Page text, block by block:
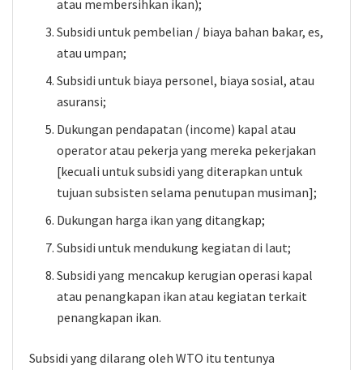
atau membersihkan ikan);
Subsidi untuk pembelian / biaya bahan bakar, es,
atau umpan;
Subsidi untuk biaya personel, biaya sosial, atau
asuransi;
Dukungan pendapatan (income) kapal atau
operator atau pekerja yang mereka pekerjakan
[kecuali untuk subsidi yang diterapkan untuk
tujuan subsisten selama penutupan musiman];
Dukungan harga ikan yang ditangkap;
Subsidi untuk mendukung kegiatan di laut;
Subsidi yang mencakup kerugian operasi kapal
atau penangkapan ikan atau kegiatan terkait
penangkapan ikan.
Subsidi yang dilarang oleh WTO itu tentunya